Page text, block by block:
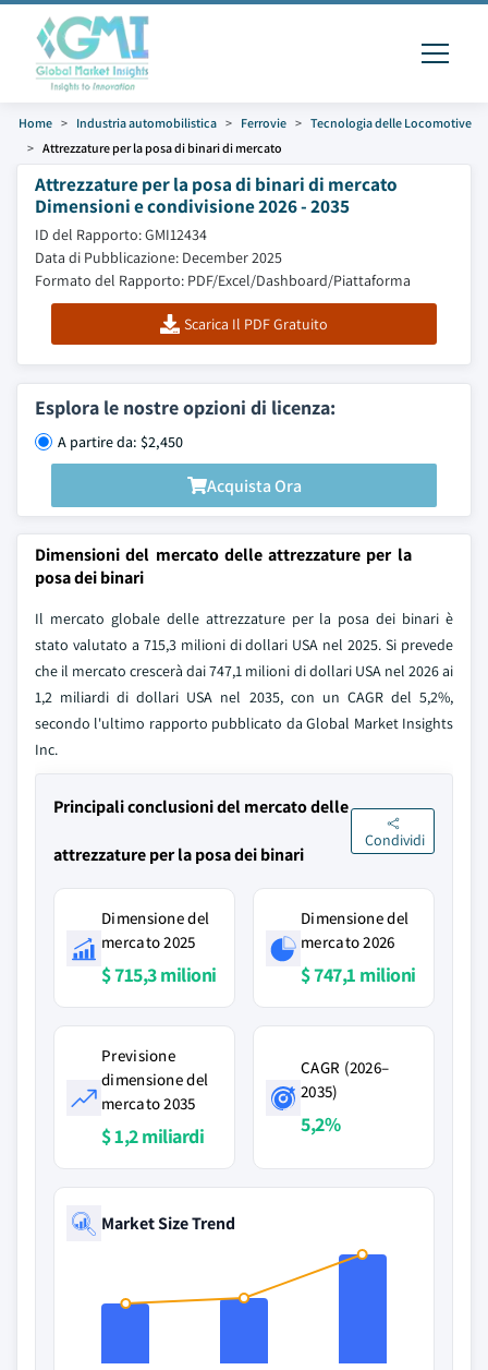
Home Industria automobilistica Ferrovie
Tecnologia delle Locomotive
Attrezzature per la posa di binari di mercato
Attrezzature per la posa di binari di mercato
Dimensioni e condivisione 2026 - 2035
ID del Rapporto: GMI12434
Data di Pubblicazione: December 2025
Formato del Rapporto: PDF/Excel/Dashboard/Piattaforma
Scarica Il PDF Gratuito
Esplora le nostre opzioni di licenza:
A partire da: $2,450
Acquista Ora
Dimensioni del mercato delle attrezzature per la
posa dei binari
Il mercato globale delle attrezzature per la posa dei binari è
stato valutato a 715,3 milioni di dollari USA nel 2025. Si prevede
che il mercato crescerà dai 747,1 milioni di dollari USA nel 2026 ai
1,2 miliardi di dollari USA nel 2035, con un CAGR del 5,2%,
secondo l'ultimo rapporto pubblicato da Global Market Insights
Inc.
Principali conclusioni del mercato delle
attrezzature per la posa dei binari
Condividi
Dimensione del
mercato 2025
$ 715,3 milioni
Dimensione del
mercato 2026
$ 747,1 milioni
Previsione
dimensione del
mercato 2035
$ 1,2 miliardi
CAGR (2026–
2035)
5,2%
Market Size Trend